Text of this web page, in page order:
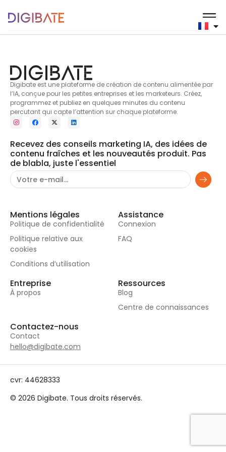
Produits naturels
Digibate est une plateforme de création de contenu alimentée par
l’IA, conçue pour les petites entreprises et les marketeurs. Créez,
programmez et publiez en quelques minutes du contenu
percutant qui capte l’attention sur chaque plateforme.
Recevez des conseils marketing IA, des idées de
contenu fraîches et les nouveautés produit. Pas
de blabla, juste l'essentiel
Mentions légales
Politique de confidentialité
Politique relative aux
cookies
Conditions d’utilisation
Assistance
Connexion
FAQ
Entreprise
À propos
Ressources
Blog
Centre de connaissances
Contactez-nous
Contact
hello@digibate.com
cvr: 44628333
© 2026 Digibate. Tous droits réservés.